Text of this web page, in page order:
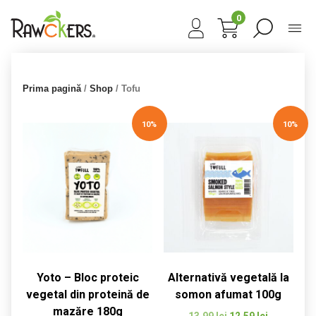
0
Prima pagină/ Shop / Tofu
10%
Yoto – Bloc proteic
vegetal din proteină de
mazăre 180g
10%
Alternativă vegetală la
somon afumat 100g